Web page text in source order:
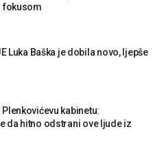
fokusom
Luka Baška je dobila novo, ljepše
kabinetu:
da hitno odstrani ove ljude iz